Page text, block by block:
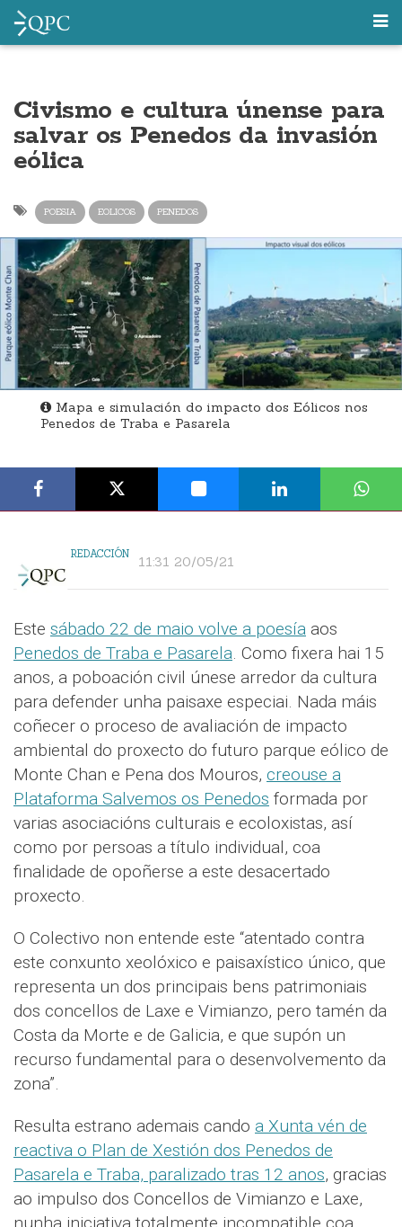
Civismo e cultura únense para
salvar os Penedos da invasión
eólica
POESIA EOLICOS PENEDOS
Mapa e simulación do impacto dos Eólicos nos
Penedos de Traba e Pasarela
REDACCIÓN 11:31 20/05/21
Este sábado 22 de maio volve a poesía aos
Penedos de Traba e Pasarela. Como fixera hai 15
anos, a poboación civil únese arredor da cultura
para defender unha paisaxe especiai. Nada máis
coñecer o proceso de avaliación de impacto
ambiental do proxecto do futuro parque eólico de
Monte Chan e Pena dos Mouros, creouse a
Plataforma Salvemos os Penedos formada por
varias asociacións culturais e ecoloxistas, así
como por persoas a título individual, coa
finalidade de opoñerse a este desacertado
proxecto.
O Colectivo non entende este “atentado contra
este conxunto xeolóxico e paisaxístico único, que
representa un dos principais bens patrimoniais
dos concellos de Laxe e Vimianzo, pero tamén da
Costa da Morte e de Galicia, e que supón un
recurso fundamental para o desenvolvemento da
zona”.
Resulta estrano ademais cando a Xunta vén de
reactiva o Plan de Xestión dos Penedos de
Pasarela e Traba, paralizado tras 12 anos, gracias
ao impulso dos Concellos de Vimianzo e Laxe,
nunha iniciativa totalmente incompatible coa